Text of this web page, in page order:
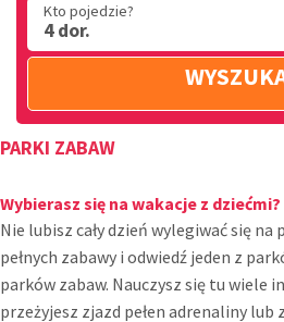
Kto pojedzie?
4 dor.
PARKI ZABAW
Wybierasz się na wakacje z dziećmi?
Nie lubisz cały dzień wylegiwać się na
pełnych zabawy i odwiedź jeden z
parków zabaw. Nauczysz się tu wiele
przeżyjesz zjazd pełen adrenaliny lub